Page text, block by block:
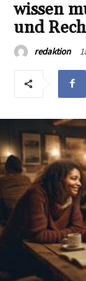
wissen
und
redaktion